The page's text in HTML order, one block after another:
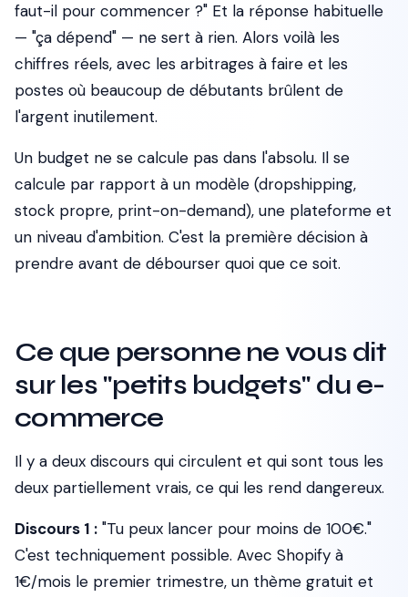
faut-il pour commencer ?" Et la réponse habituelle
— "ça dépend" — ne sert à rien. Alors voilà les
chiffres réels, avec les arbitrages à faire et les
postes où beaucoup de débutants brûlent de
l'argent inutilement.
Un budget ne se calcule pas dans l'absolu. Il se
calcule par rapport à un modèle (dropshipping,
stock propre, print-on-demand), une plateforme et
un niveau d'ambition. C'est la première décision à
prendre avant de débourser quoi que ce soit.
Ce que personne ne vous dit
sur les "petits budgets" du e-
commerce
Il y a deux discours qui circulent et qui sont tous les
deux partiellement vrais, ce qui les rend dangereux.
Discours 1 : "Tu peux lancer pour moins de 100€."
C'est techniquement possible. Avec Shopify à
1€/mois le premier trimestre, un thème gratuit et